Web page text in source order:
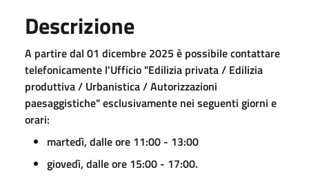
Descrizione
A partire dal 01 dicembre 2025 è possibile contattare
telefonicamente l'Ufficio "Edilizia privata / Edilizia
produttiva / Urbanistica / Autorizzazioni
paesaggistiche" esclusivamente nei seguenti giorni e
orari:
martedì, dalle ore 11:00 - 13:00
giovedì, dalle ore 15:00 - 17:00.